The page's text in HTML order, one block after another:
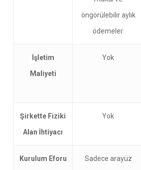
öngörülebilir aylık
ödemeler.
İşletim
Maliyeti
Yok
Şirkette Fiziki
Alan İhtiyacı
Yok
Kurulum Eforu
Sadece arayüz